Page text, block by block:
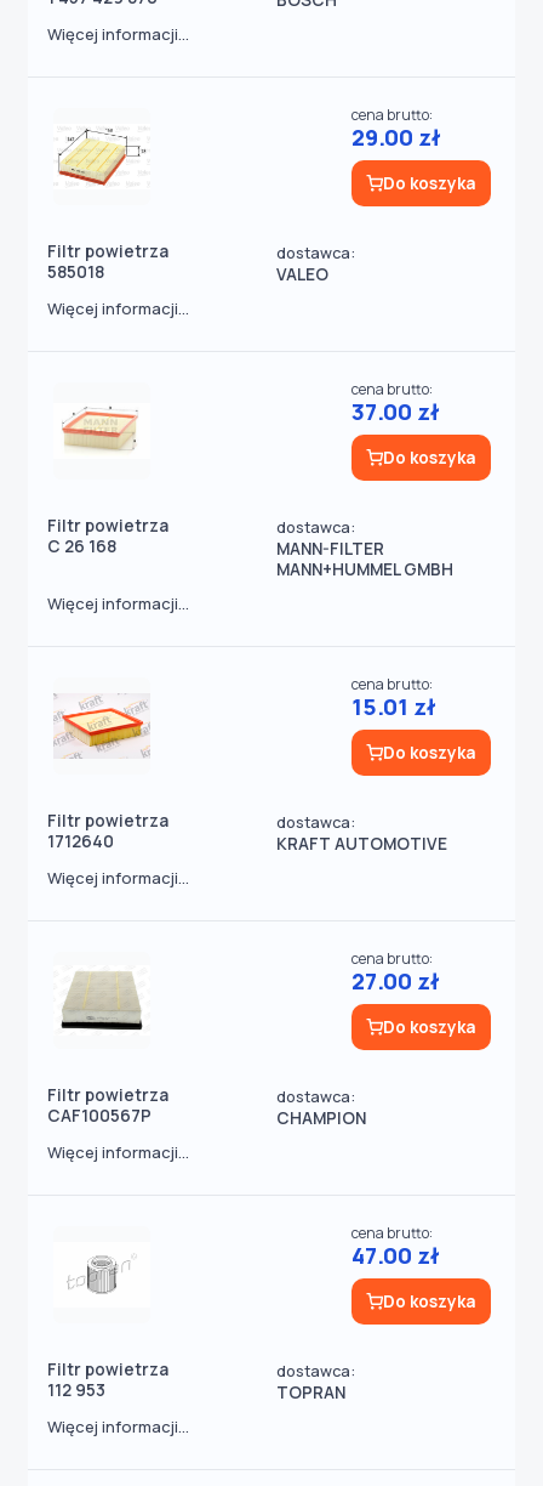
Więcej informacji...
Filtr powietrza
585018
dostawca:
VALEO
cena brutto:
29.00 zł
Do koszyka
Więcej informacji...
Filtr powietrza
C 26 168
dostawca:
MANN-FILTER
MANN+HUMMEL GMBH
cena brutto:
37.00 zł
Do koszyka
Więcej informacji...
Filtr powietrza
1712640
dostawca:
KRAFT AUTOMOTIVE
cena brutto:
15.01 zł
Do koszyka
Więcej informacji...
Filtr powietrza
CAF100567P
dostawca:
CHAMPION
cena brutto:
27.00 zł
Do koszyka
Więcej informacji...
Filtr powietrza
112 953
dostawca:
TOPRAN
cena brutto:
47.00 zł
Do koszyka
Więcej informacji...